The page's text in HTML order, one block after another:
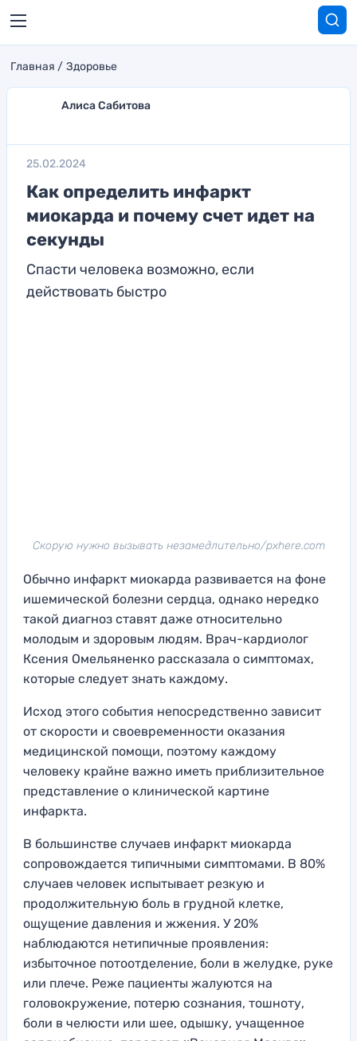
Главная Здоровье
Алиса Сабитова
25.02.2024
Как определить инфаркт
миокарда и почему счет идет на
секунды
Спасти человека возможно, если
действовать быстро
Скорую нужно вызывать незамедлительно/pxhere.com
Обычно инфаркт миокарда развивается на фоне
ишемической болезни сердца, однако нередко
такой диагноз ставят даже относительно
молодым и здоровым людям. Врач-кардиолог
Ксения Омельяненко рассказала о симптомах,
которые следует знать каждому.
Исход этого события непосредственно зависит
от скорости и своевременности оказания
медицинской помощи, поэтому каждому
человеку крайне важно иметь приблизительное
представление о клинической картине
инфаркта.
В большинстве случаев инфаркт миокарда
сопровождается типичными симптомами. В 80%
случаев человек испытывает резкую и
продолжительную боль в грудной клетке,
ощущение давления и жжения. У 20%
наблюдаются нетипичные проявления:
избыточное потоотделение, боли в желудке, руке
или плече. Реже пациенты жалуются на
головокружение, потерю сознания, тошноту,
боли в челюсти или шее, одышку, учащенное